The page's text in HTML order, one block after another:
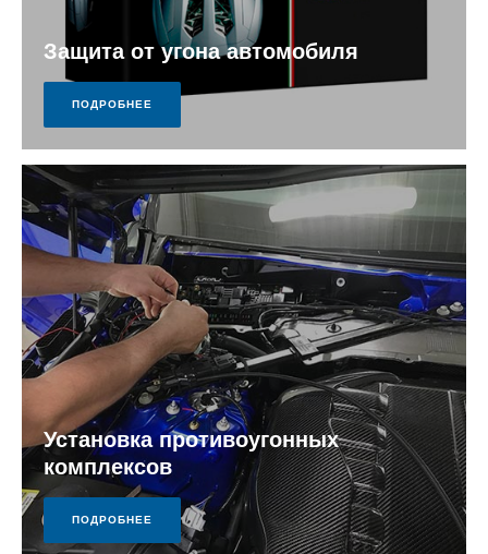
Защита от угона автомобиля
ПОДРОБНЕЕ
Установка противоугонных
комплексов
ПОДРОБНЕЕ